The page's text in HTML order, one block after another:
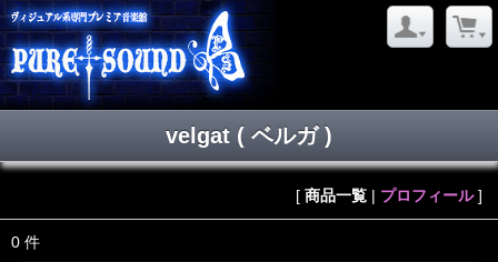
velgat ( ベルガ )
[ 商品一覧 | プロフィール]
0 件